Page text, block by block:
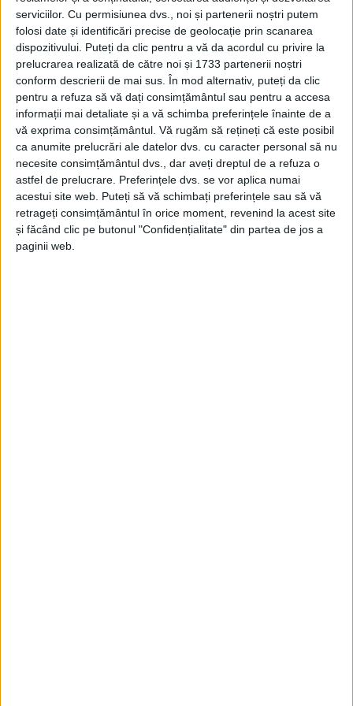
serviciilor. Cu permisiunea dvs., noi și partenerii noștri putem
folosi date și identificări precise de geolocație prin scanarea
dispozitivului. Puteți da clic pentru a vă da acordul cu privire la
prelucrarea realizată de către noi și 1733 partenerii noștri
conform descrierii de mai sus. În mod alternativ, puteți da clic
pentru a refuza să vă dați consimțământul sau pentru a accesa
informații mai detaliate și a vă schimba preferințele înainte de a
vă exprima consimțământul. Vă rugăm să rețineți că este posibil
ca anumite prelucrări ale datelor dvs. cu caracter personal să nu
necesite consimțământul dvs., dar aveți dreptul de a refuza o
astfel de prelucrare. Preferințele dvs. se vor aplica numai
acestui site web. Puteți să vă schimbați preferințele sau să vă
retrageți consimțământul în orice moment, revenind la acest site
și făcând clic pe butonul "Confidențialitate" din partea de jos a
paginii web.
cazuri și o rată de infectare de 1,13, Cîmpulung – 12
cazuri și o incidență de 0,65, și Vatra Dornei – 25 de
cazuri și o rată de infectare de 1,78. 25 de localități
nu au nici un caz activ de infecție COVID, alte 29 au
cîte un caz, 36 au sub cinci, 13 sub zece, iar 11
peste zece. Numai comunele Dorna Arini, Dorna
Candrenilor și Drăgoiești au rămas în „zona roșie”,
cu rate de infectare de peste 3, în timp ce
localitatea Panaci se află în „zona galbenă”. În
județul Suceava, incidența cazurilor de infectare cu
noul coronavirus a coborît de la 0,62 la 0,56 la mie.